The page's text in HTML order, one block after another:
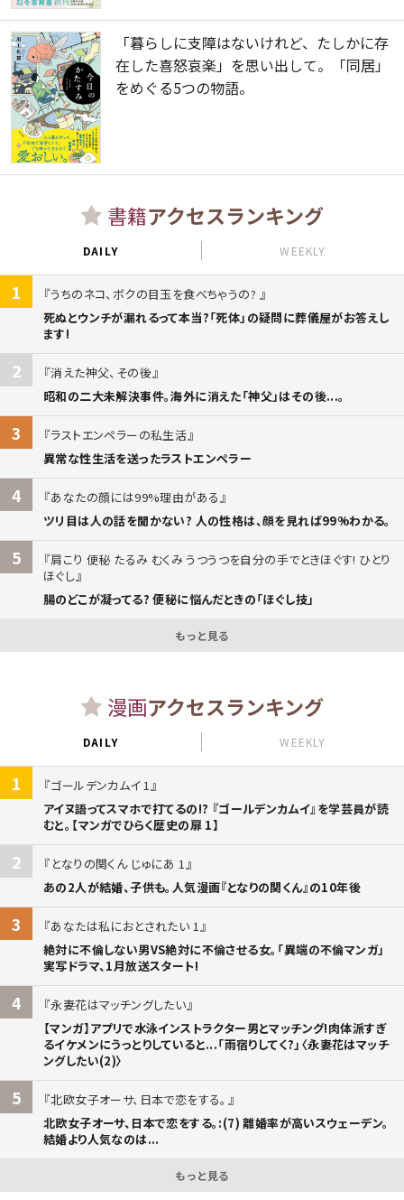
「暮らしに支障はないけれど、たしかに存
在した喜怒哀楽」を思い出して。「同居」
をめぐる5つの物語。
書籍アクセスランキング
DAILY WEEKLY
1
うちのネコ、ボクの目玉を食べちゃうの?
死ぬとウンチが漏れるって本当?「死体」の疑問に葬儀屋がお答えし
ます!
2
消えた神父、その後
昭和の二大未解決事件。海外に消えた「神父」はその後...。
3
ラストエンペラーの私生活
異常な性生活を送ったラストエンペラー
4
あなたの顔には99%理由がある
ツリ目は人の話を聞かない? 人の性格は、顔を見れば99%わかる。
5
肩こり 便秘 たるみ むくみ うつうつを自分の手でときほぐす! ひとり
ほぐし
腸のどこが凝ってる? 便秘に悩んだときの「ほぐし技」
もっと見る
漫画アクセスランキング
DAILY WEEKLY
1
ゴールデンカムイ 1
アイヌ語ってスマホで打てるの!? 『ゴールデンカムイ』を学芸員が読
むと。【マンガでひらく歴史の扉 1】
2
となりの関くん じゅにあ 1
あの2人が結婚、子供も。人気漫画『となりの関くん』の10年後
3
あなたは私におとされたい 1
絶対に不倫しない男VS絶対に不倫させる女。「異端の不倫マンガ」
実写ドラマ、1月放送スタート!
4
永妻花はマッチングしたい
【マンガ】アプリで水泳インストラクター男とマッチング!肉体派すぎ
るイケメンにうっとりしていると...「雨宿りしてく?」〈永妻花はマッチ
ングしたい(2)〉
5
北欧女子オーサ、日本で恋をする。
北欧女子オーサ、日本で恋をする。:(7) 離婚率が高いスウェーデン。
結婚より人気なのは...
もっと見る